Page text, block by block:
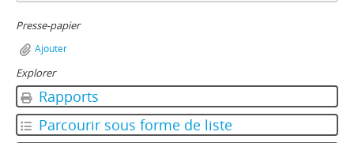
Presse-papier
Ajouter
Explorer
Rapports
Parcourir sous forme de liste